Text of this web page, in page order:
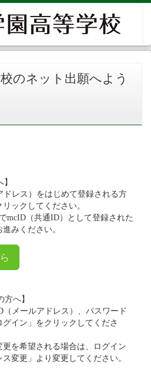
のネット出願へよう
ドレス）をはじめて登録される方
ックしてください。
mcID（共通ID）として登録された
みください。
方へ】
メールアドレス）、パスワード
イン」をクリックしてくださ
更を希望される場合は、ログイン
変更」より変更してください。